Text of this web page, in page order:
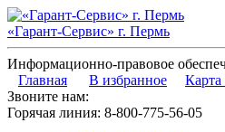
«Гарант-Сервис» г. Пермь
Информационно-правовое
Главная
В избранное Карта
Звоните нам:
Горячая линия: 8-800-775-56-05